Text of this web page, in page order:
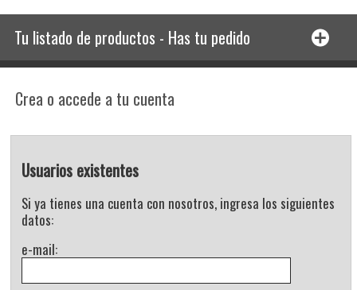
Tu listado de productos - Has tu pedido
Crea o accede a tu cuenta
Usuarios existentes
Si ya tienes una cuenta con nosotros, ingresa los siguientes
datos:
e-mail: